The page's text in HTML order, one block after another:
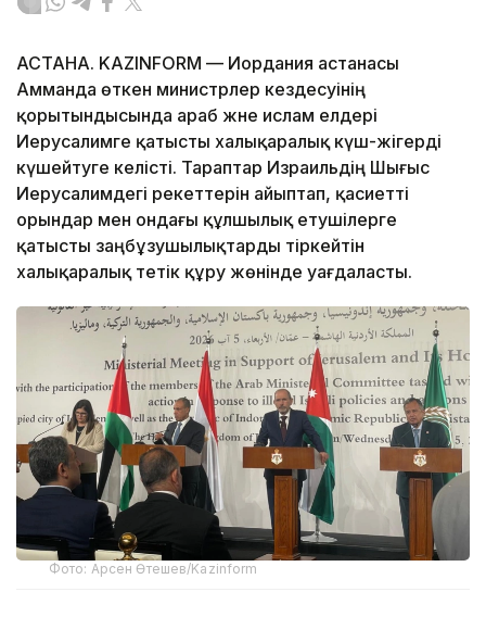
АСТАНА. KAZINFORM — Иордания астанасы
Амманда өткен министрлер кездесуінің
қорытындысында араб және ислам елдері
Иерусалимге қатысты халықаралық күш-жігерді
күшейтуге келісті. Тараптар Израильдің Шығыс
Иерусалимдегі әрекеттерін айыптап, қасиетті
орындар мен ондағы құлшылық етушілерге
қатысты заңбұзушылықтарды тіркейтін
халықаралық тетік құру жөнінде уағдаласты.
Фото: Арсен Өтешев/Kazinform